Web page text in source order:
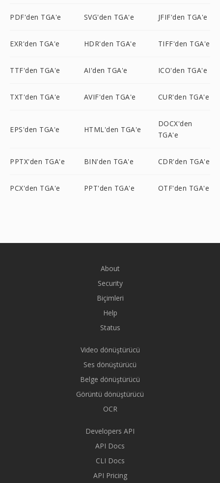
PDF'den TGA'e SVG'den TGA'e JFIF'den TGA'e
EXR'den TGA'e HDR'den TGA'e TIFF'den TGA'e
TTF'den TGA'e AI'den TGA'e ICO'den TGA'e
TXT'den TGA'e AVIF'den TGA'e CUR'den TGA'e
EPS'den TGA'e HTML'den TGA'e
DOCX'den
TGA'e
PPTX'den TGA'e BIN'den TGA'e CDR'den TGA'e
PCX'den TGA'e PPT'den TGA'e OTF'den TGA'e
About
Security
Biçimleri
Help
Status
Video dönüştürücü
Ses dönüştürücü
Belge dönüştürücü
Görüntü dönüştürücü
OCR
Developers API
API Docs
CLI Docs
API Pricing